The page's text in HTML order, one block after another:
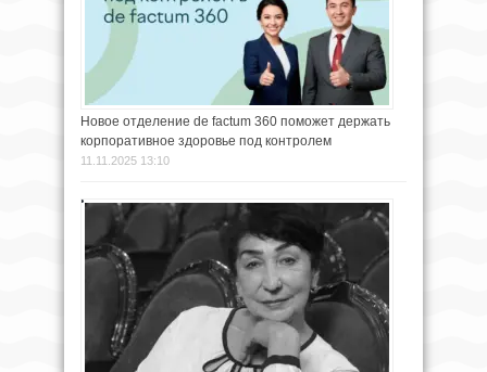
Новое отделение de factum 360 поможет держать
корпоративное здоровье под контролем
11.11.2025 13:10